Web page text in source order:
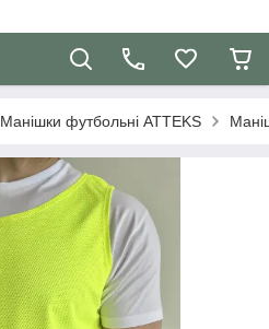
Манішки футбольні ATTEKS